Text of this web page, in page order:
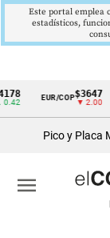
Cintillo
económicos
Colombia
EUR/COP$3647
▼ 2.00
Pico y Placa
menu
Este portal emplea
estadísticos,